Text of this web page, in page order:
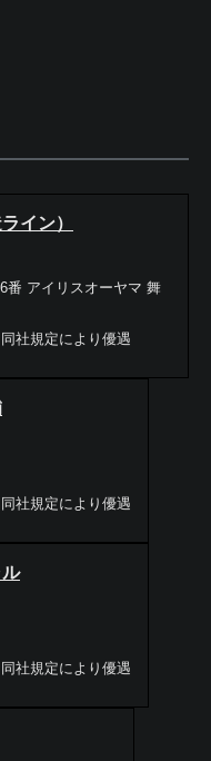
イン）
番 アイリスオーヤマ 舞
社規定により優遇
社規定により優遇
社規定により優遇